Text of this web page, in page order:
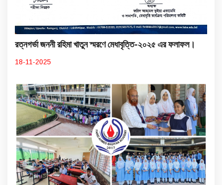
রত্নগর্ভা জননী রহিমা খাতুন স্মরণে মেধাবৃত্তি-২০২৫ এর ফলাফল।
18-11-2025